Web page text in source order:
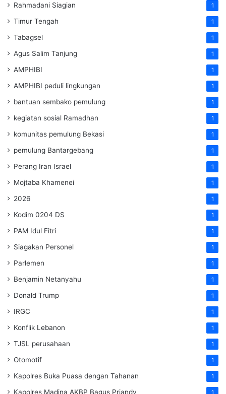
Rahmadani Siagian 1
Timur Tengah 1
Tabagsel 1
Agus Salim Tanjung 1
AMPHIBI 1
AMPHIBI peduli lingkungan 1
bantuan sembako pemulung 1
kegiatan sosial Ramadhan 1
komunitas pemulung Bekasi 1
pemulung Bantargebang 1
Perang Iran Israel 1
Mojtaba Khamenei 1
2026 1
Kodim 0204 DS 1
PAM Idul Fitri 1
Siagakan Personel 1
Parlemen 1
Benjamin Netanyahu 1
Donald Trump 1
IRGC 1
Konflik Lebanon 1
TJSL perusahaan 1
Otomotif 1
Kapolres Buka Puasa dengan Tahanan 1
Kapolres Madina AKBP Bagus Priandy 1